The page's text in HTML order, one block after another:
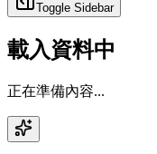
Toggle Sidebar
載入資料中
正在準備內容...